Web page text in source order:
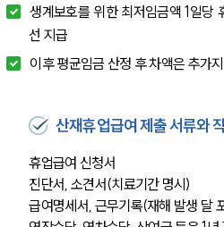
언론보
법률서식
뉴스레터/브
생계보호를 위한 최저임금액 1일당
선 지급
이후 평균임금 산정 후 차액은 추가
산재휴업급여 제출 서류와
휴업급여 신청서
진단서, 소견서(치료기간 명시)
급여명세서, 근무기록(재해 발생 달